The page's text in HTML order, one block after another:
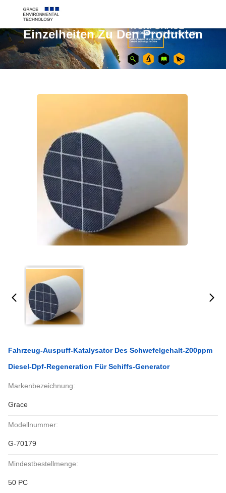
Einzelheiten Zu Den Produkten
Fahrzeug-Auspuff-Katalysator Des Schwefelgehalt-200ppm
Diesel-Dpf-Regeneration Für Schiffs-Generator
Markenbezeichnung:
Grace
Modellnummer:
G-70179
Mindestbestellmenge:
50 PC